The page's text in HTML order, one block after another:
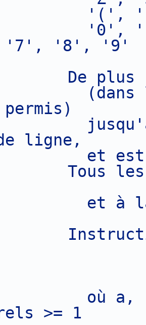
'(',
'0',
'7', '8', '9'
De plus
(dans
ligne,
et
Tous
et à
où a,
>= 1